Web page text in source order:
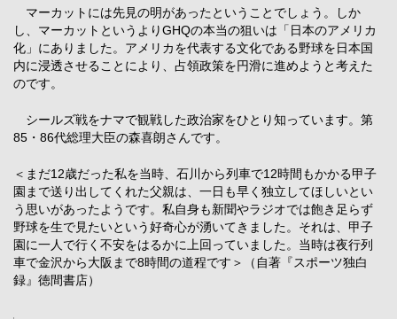
マーカットには先見の明があったということでしょう。しか
し、マーカットというよりGHQの本当の狙いは「日本のアメリカ
化」にありました。アメリカを代表する文化である野球を日本国
内に浸透させることにより、占領政策を円滑に進めようと考えた
のです。
シールズ戦をナマで観戦した政治家をひとり知っています。第
85・86代総理大臣の森喜朗さんです。
＜まだ12歳だった私を当時、石川から列車で12時間もかかる甲子
園まで送り出してくれた父親は、一日も早く独立してほしいとい
う思いがあったようです。私自身も新聞やラジオでは飽き足らず
野球を生で見たいという好奇心が湧いてきました。それは、甲子
園に一人で行く不安をはるかに上回っていました。当時は夜行列
車で金沢から大阪まで8時間の道程です＞（自著『スポーツ独白
録』徳間書店）